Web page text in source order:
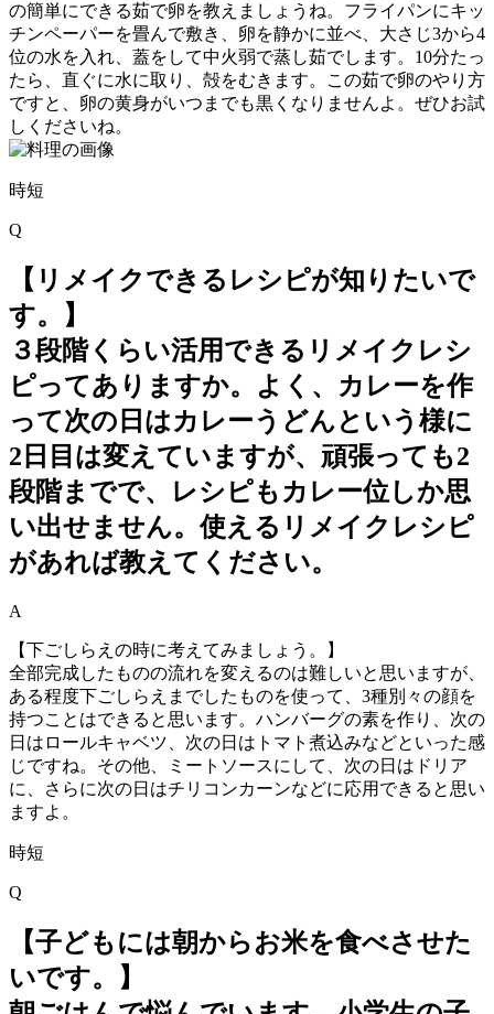
の簡単にできる茹で卵を教えましょうね。フライパンにキッ
チンペーパーを畳んで敷き、卵を静かに並べ、大さじ3から4
位の水を入れ、蓋をして中火弱で蒸し茹でします。10分たっ
たら、直ぐに水に取り、殻をむきます。この茹で卵のやり方
ですと、卵の黄身がいつまでも黒くなりませんよ。ぜひお試
しくださいね。
時短
Q
【リメイクできるレシピが知りたいで
す。】
３段階くらい活用できるリメイクレシ
ピってありますか。よく、カレーを作
って次の日はカレーうどんという様に
2日目は変えていますが、頑張っても2
段階までで、レシピもカレー位しか思
い出せません。使えるリメイクレシピ
があれば教えてください。
A
【下ごしらえの時に考えてみましょう。】
全部完成したものの流れを変えるのは難しいと思いますが、
ある程度下ごしらえまでしたものを使って、3種別々の顔を
持つことはできると思います。ハンバーグの素を作り、次の
日はロールキャベツ、次の日はトマト煮込みなどといった感
じですね。その他、ミートソースにして、次の日はドリア
に、さらに次の日はチリコンカーンなどに応用できると思い
ますよ。
時短
Q
【子どもには朝からお米を食べさせた
いです。】